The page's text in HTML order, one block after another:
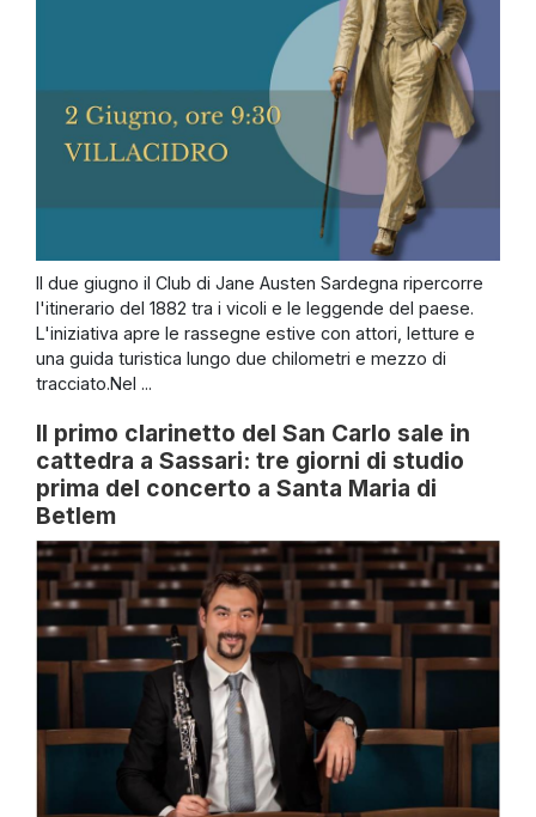
Il due giugno il Club di Jane Austen Sardegna ripercorre
l'itinerario del 1882 tra i vicoli e le leggende del paese.
L'iniziativa apre le rassegne estive con attori, letture e
una guida turistica lungo due chilometri e mezzo di
tracciato.Nel ...
Il primo clarinetto del San Carlo sale in
cattedra a Sassari: tre giorni di studio
prima del concerto a Santa Maria di
Betlem